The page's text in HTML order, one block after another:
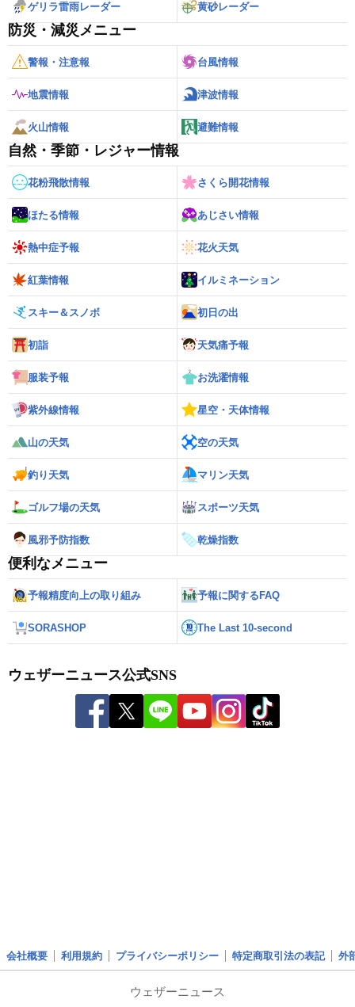
ゲリラ雷雨レーダー 黄砂レーダー
防災・減災メニュー
警報・注意報 台風情報
地震情報 津波情報
火山情報 避難情報
自然・季節・レジャー情報
花粉飛散情報 さくら開花情報
ほたる情報 あじさい情報
熱中症予報 花火天気
紅葉情報 イルミネーション
スキー＆スノボ 初日の出
初詣 天気痛予報
服装予報 お洗濯情報
紫外線情報 星空・天体情報
山の天気 空の天気
釣り天気 マリン天気
ゴルフ場の天気 スポーツ天気
風邪予防指数 乾燥指数
便利なメニュー
予報精度向上の取り組み 予報に関するFAQ
SORASHOP The Last 10-second
ウェザーニュース公式SNS
会社概要 利用規約 プライバシーポリシー 特定商取引法の表記 外
ウェザーニュース